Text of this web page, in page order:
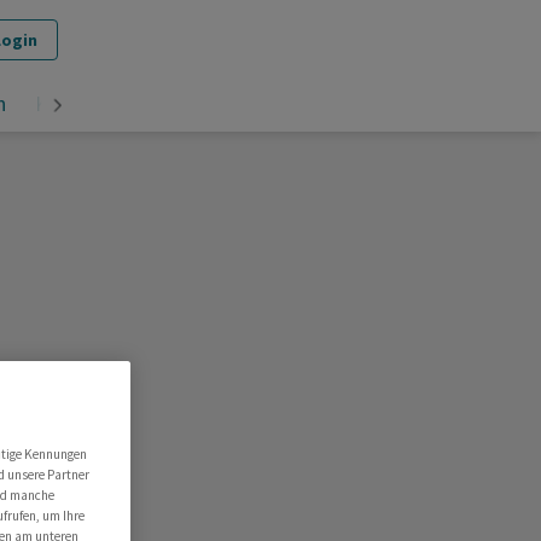
Krypto
Kennungen
unsere Partner
manche
um Ihre
am unteren